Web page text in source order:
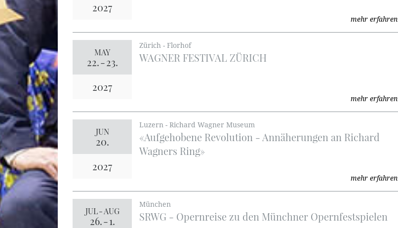
2027
mehr erfahren
MAY
22.-23.
2027
Zürich - Florhof
WAGNER FESTIVAL ZÜRICH
mehr erfahren
JUN
20.
2027
Luzern - Richard Wagner Museum
«Aufgehobene Revolution - Annäherungen an Richard
Wagners Ring»
mehr erfahren
JUL-AUG
26.-1.
München
SRWG - Opernreise zu den Münchner Opernfestspielen